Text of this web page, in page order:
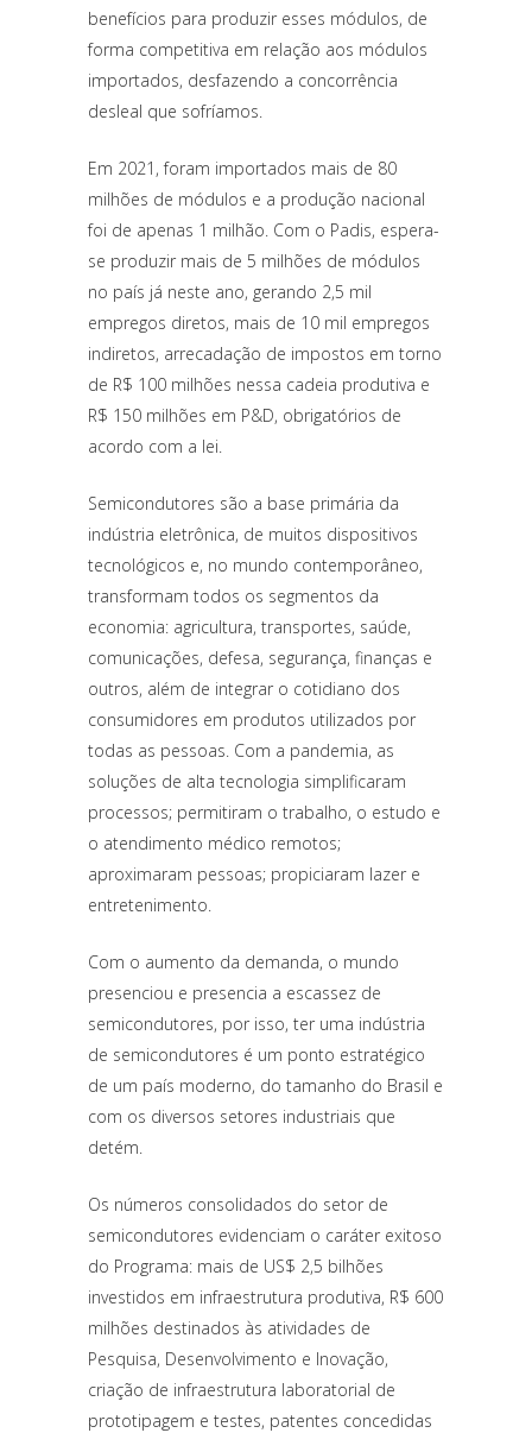
benefícios para produzir esses módulos, de
forma competitiva em relação aos módulos
importados, desfazendo a concorrência
desleal que sofríamos.
Em 2021, foram importados mais de 80
milhões de módulos e a produção nacional
foi de apenas 1 milhão. Com o Padis, espera-
se produzir mais de 5 milhões de módulos
no país já neste ano, gerando 2,5 mil
empregos diretos, mais de 10 mil empregos
indiretos, arrecadação de impostos em torno
de R$ 100 milhões nessa cadeia produtiva e
R$ 150 milhões em P&D, obrigatórios de
acordo com a lei.
Semicondutores são a base primária da
indústria eletrônica, de muitos dispositivos
tecnológicos e, no mundo contemporâneo,
transformam todos os segmentos da
economia: agricultura, transportes, saúde,
comunicações, defesa, segurança, finanças e
outros, além de integrar o cotidiano dos
consumidores em produtos utilizados por
todas as pessoas. Com a pandemia, as
soluções de alta tecnologia simplificaram
processos; permitiram o trabalho, o estudo e
o atendimento médico remotos;
aproximaram pessoas; propiciaram lazer e
entretenimento.
Com o aumento da demanda, o mundo
presenciou e presencia a escassez de
semicondutores, por isso, ter uma indústria
de semicondutores é um ponto estratégico
de um país moderno, do tamanho do Brasil e
com os diversos setores industriais que
detém.
Os números consolidados do setor de
semicondutores evidenciam o caráter exitoso
do Programa: mais de US$ 2,5 bilhões
investidos em infraestrutura produtiva, R$ 600
milhões destinados às atividades de
Pesquisa, Desenvolvimento e Inovação,
criação de infraestrutura laboratorial de
prototipagem e testes, patentes concedidas